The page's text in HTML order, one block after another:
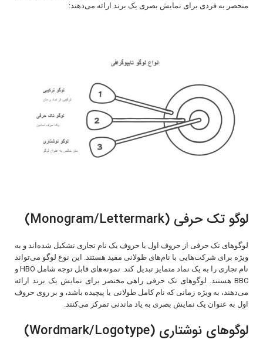
منحصر به فردی برای نمایش بصری یک برند ارائه می‌دهند:
لوگو تک حرفی (Monogram/Lettermark)
لوگوهای تک حرفی از حروف اول یا حروف یک نام تجاری تشکیل شده‌اند و به
ویژه برای شرکت‌هایی با نام‌های طولانی مفید هستند. این نوع لوگو می‌تواند
نام تجاری را به یک نماد متمایز تبدیل کند. نمونه‌های قابل توجه شامل HBO و
BBC هستند. لوگوهای تک حرفی راهی مختصر برای نمایش یک برند ارائه
می‌دهند، به ویژه زمانی که نام کامل طولانی یا پیچیده باشد، و بر روی حروف
اول به عنوان یک نمایش بصری به یاد ماندنی تمرکز می‌کنند.
لوگوهای نوشتاری (Wordmark/Logotype)